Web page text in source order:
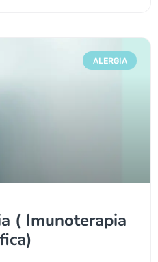
ALERGIA
( Imunoterapia